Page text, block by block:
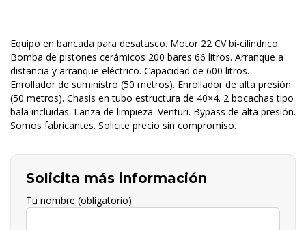
Equipo en bancada para desatasco. Motor 22 CV bi-cilíndrico.
Bomba de pistones cerámicos 200 bares 66 litros. Arranque a
distancia y arranque eléctrico. Capacidad de 600 litros.
Enrollador de suministro (50 metros). Enrollador de alta presión
(50 metros). Chasis en tubo estructura de 40×4. 2 bocachas tipo
bala incluidas. Lanza de limpieza. Venturi. Bypass de alta presión.
Somos fabricantes. Solicite precio sin compromiso.
Solicita más información
Tu nombre (obligatorio)